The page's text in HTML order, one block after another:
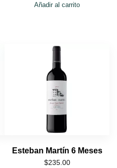
Añadir al carrito
Esteban Martín 6 Meses
$235.00